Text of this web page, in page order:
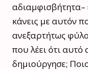
αδιαμφισβήτητα–
κάνεις με αυτόν
ανεξαρτήτως
που λέει ότι αυτό
δημιούργησε;